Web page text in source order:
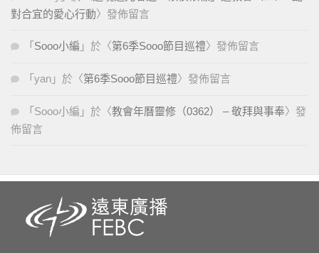
對合宜的愛心行動〉發佈留言
「 Sooo小編 」於〈第6季Sooo節目巡禮〉發佈留言
「 yan 」於〈第6季Sooo節目巡禮〉發佈留言
「 Sooo小編 」於〈教會年曆靈修（0362） – 敬拜與事奉〉發
佈留言